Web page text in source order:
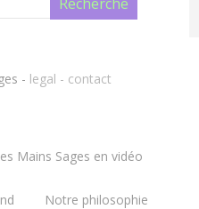
- legal - contact
Mains Sages en vidéo
Notre philosophie